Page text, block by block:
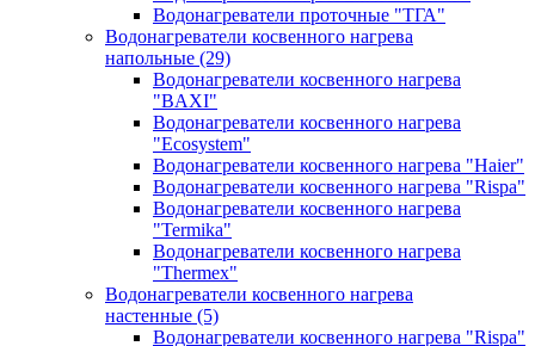
Водонагреватели проточные "ТГА"
Водонагреватели косвенного нагрева
напольные (29)
Водонагреватели косвенного нагрева
"BAXI"
Водонагреватели косвенного нагрева
"Ecosystem"
Водонагреватели косвенного нагрева "Haier"
Водонагреватели косвенного нагрева "Rispa"
Водонагреватели косвенного нагрева
"Termika"
Водонагреватели косвенного нагрева
"Thermex"
Водонагреватели косвенного нагрева
настенные (5)
Водонагреватели косвенного нагрева "Rispa"